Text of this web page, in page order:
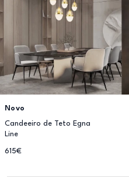
Novo
Candeeiro de Teto Egna
Line
615€